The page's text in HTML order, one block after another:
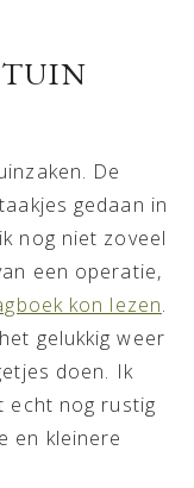
De
gedaan in
nog niet zoveel
een operatie,
kon lezen.
gelukkig weer
doen. Ik
echt nog rustig
en kleinere